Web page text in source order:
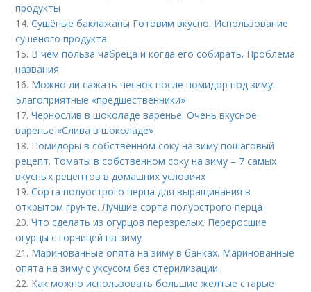
продукты
14.Сушёные баклажаны Готовим вкусно. Использование
сушеного продукта
15. В чем польза чабреца и когда его собирать. Проблема
названия
16. Можно ли сажать чеснок после помидор под зиму.
Благоприятные «предшественники»
17.Чернослив в шоколаде варенье. Очень вкусное
варенье «Слива в шоколаде»
18. Помидоры в собственном соку на зиму пошаговый
рецепт. Томаты в собственном соку на зиму – 7 самых
вкусных рецептов в домашних условиях
19.Сорта полуострого перца для выращивания в
открытом грунте. Лучшие сорта полуострого перца
20.Что сделать из огурцов перезрелых. Переросшие
огурцы с горчицей на зиму
21. Маринованные опята на зиму в банках. Маринованные
опята на зиму с уксусом без стерилизации
22. Как можно использовать большие желтые старые